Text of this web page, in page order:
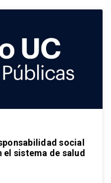
social
sistema de salud